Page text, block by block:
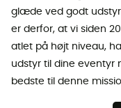
glæde ved godt udstyr
er derfor, at vi siden
atlet på højt niveau,
udstyr til dine
bedste til denne